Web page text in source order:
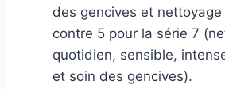
des gencives et
contre 5 pour la série 7
quotidien, sensible,
et soin des gencives).